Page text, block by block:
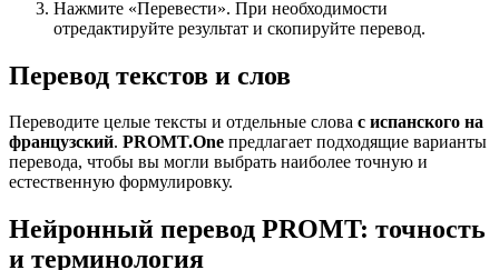
Нажмите «Перевести». При необходимости
отредактируйте результат и скопируйте перевод.
Перевод текстов и слов
Переводите целые тексты и отдельные слова с испанского на
французский. PROMT.One предлагает подходящие варианты
перевода, чтобы вы могли выбрать наиболее точную и
естественную формулировку.
Нейронный перевод PROMT: точность
и терминология